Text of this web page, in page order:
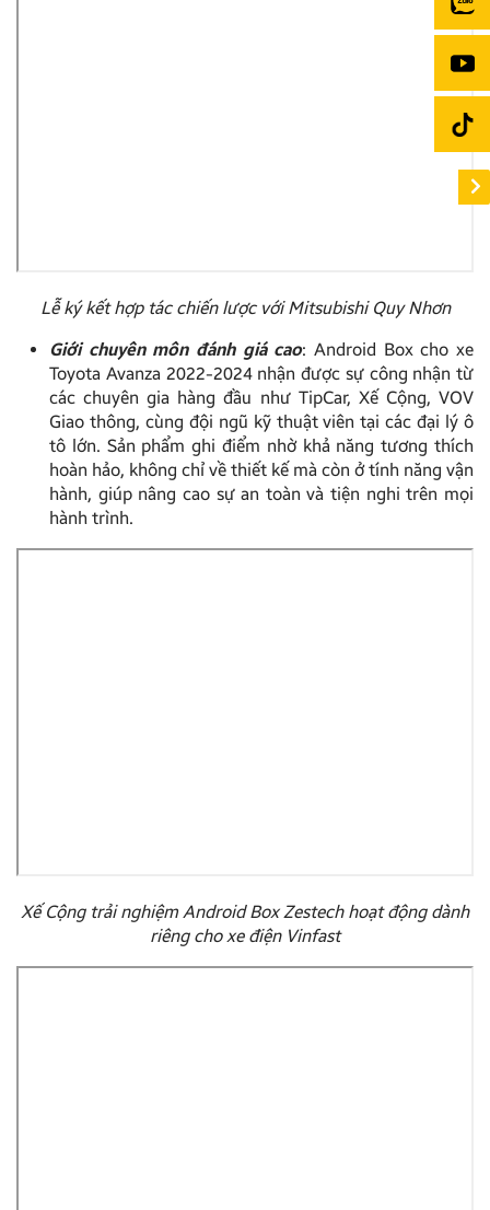
Lễ ký kết hợp tác chiến lược với Mitsubishi Quy Nhơn
Giới chuyên môn đánh giá cao: Android Box cho xe
Toyota Avanza 2022-2024 nhận được sự công nhận từ
các chuyên gia hàng đầu như TipCar, Xế Cộng, VOV
Giao thông, cùng đội ngũ kỹ thuật viên tại các đại lý ô
tô lớn. Sản phẩm ghi điểm nhờ khả năng tương thích
hoàn hảo, không chỉ về thiết kế mà còn ở tính năng vận
hành, giúp nâng cao sự an toàn và tiện nghi trên mọi
hành trình.
Xế Cộng trải nghiệm Android Box Zestech hoạt động dành
riêng cho xe điện Vinfast